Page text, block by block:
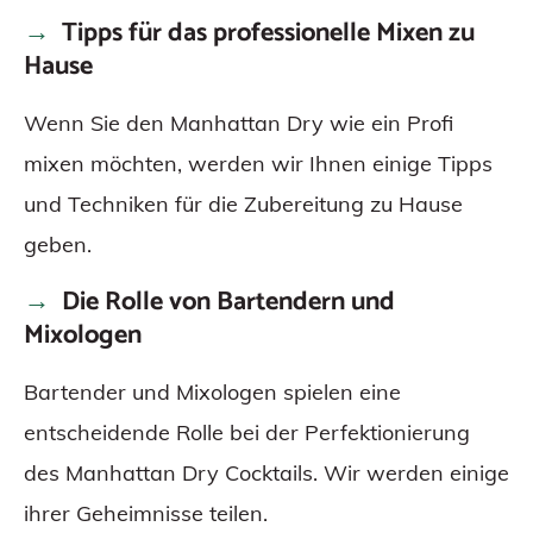
Tipps für das professionelle Mixen zu
Hause
Wenn Sie den Manhattan Dry wie ein Profi
mixen möchten, werden wir Ihnen einige Tipps
und Techniken für die Zubereitung zu Hause
geben.
Die Rolle von Bartendern und
Mixologen
Bartender und Mixologen spielen eine
entscheidende Rolle bei der Perfektionierung
des Manhattan Dry Cocktails. Wir werden einige
ihrer Geheimnisse teilen.